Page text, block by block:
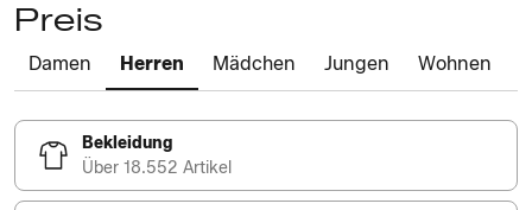
Preis
Damen Herren Mädchen Jungen Wohnen
Bekleidung
Über 18.552 Artikel